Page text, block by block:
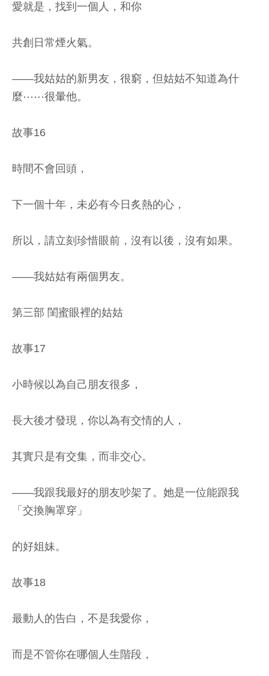
愛就是，找到一個人，和你
共創日常煙火氣。
——我姑姑的新男友，很窮，但姑姑不知道為什
麼⋯⋯很暈他。
故事16
時間不會回頭，
下一個十年，未必有今日炙熱的心，
所以，請立刻珍惜眼前，沒有以後，沒有如果。
——我姑姑有兩個男友。
第三部 閨蜜眼裡的姑姑
故事17
小時候以為自己朋友很多，
長大後才發現，你以為有交情的人，
其實只是有交集，而非交心。
——我跟我最好的朋友吵架了。她是一位能跟我
「交換胸罩穿」
的好姐妹。
故事18
最動人的告白，不是我愛你，
而是不管你在哪個人生階段，